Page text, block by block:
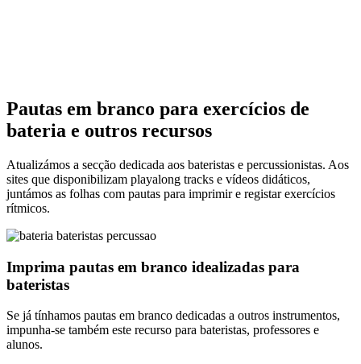
Pautas em branco para exercícios de
bateria e outros recursos
Atualizámos a secção dedicada aos bateristas e percussionistas. Aos
sites que disponibilizam playalong tracks e vídeos didáticos,
juntámos as folhas com pautas para imprimir e registar exercícios
rítmicos.
Imprima pautas em branco idealizadas para
bateristas
Se já tínhamos pautas em branco dedicadas a outros instrumentos,
impunha-se também este recurso para bateristas, professores e
alunos.